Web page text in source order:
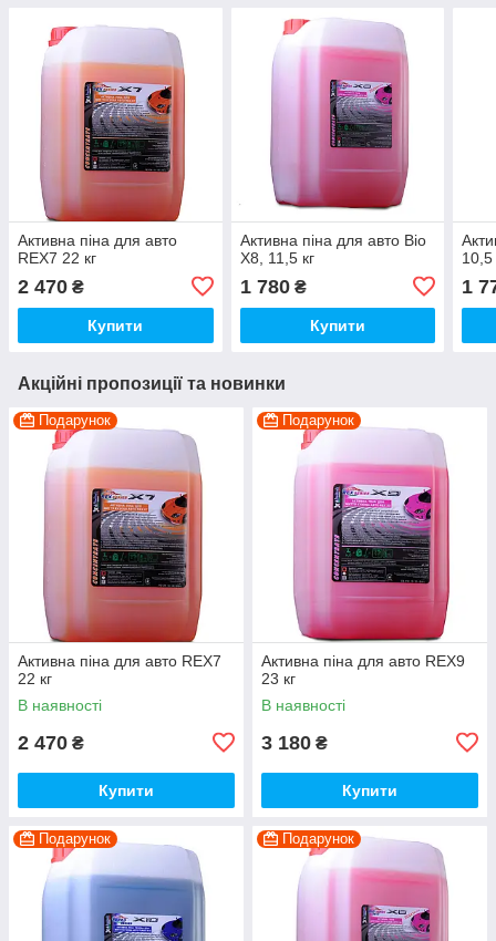
Активна піна для авто
REХ7 22 кг
2 470 ₴
Купити
Активна піна для авто Bio
Х8, 11,5 кг
1 780₴
Купити
10,5
1
Акційні пропозиції та новинки
Подарунок
Активна піна для авто REХ7
22 кг
В наявності
2 470 ₴
Купити
Подарунок
Активна піна для авто REX9
23 кг
В наявності
3 180 ₴
Купити
Подарунок Подарунок